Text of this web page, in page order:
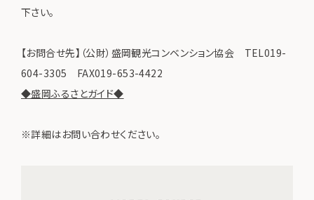
下さい。
【お問合せ先】（公財）盛岡観光コンベンション協会 TEL019-
604-3305 FAX019-653-4422
◆盛岡ふるさとガイド◆
※詳細はお問い合わせください。